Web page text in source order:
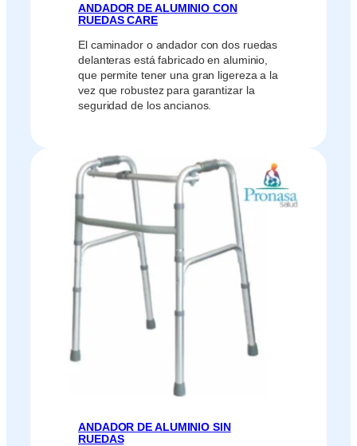
ANDADOR DE ALUMINIO CON
RUEDAS CARE
El caminador o andador con dos ruedas
delanteras está fabricado en aluminio,
que permite tener una gran ligereza a la
vez que robustez para garantizar la
seguridad de los ancianos.
ANDADOR DE ALUMINIO SIN
RUEDAS